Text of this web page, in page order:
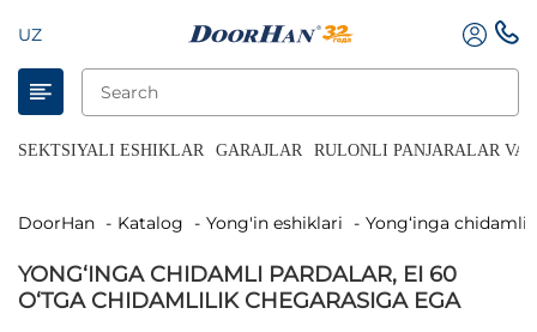
UZ
SEKTSIYALI ESHIKLAR GARAJLAR RULONLI PANJARALAR VA
DoorHan Katalog Yong'in eshiklari Yong‘inga
YONG‘INGA CHIDAMLI PARDALAR, EI 60
O‘TGA CHIDAMLILIK CHEGARASIGA EGA